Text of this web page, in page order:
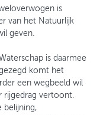
is
van het Natuurlijk
geven.
is daarmee
komt het
een wegbeeld wil
rijgedrag vertoont.
belijning,